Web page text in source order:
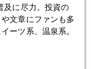
及に尽力。投資の
文章にファンも多
ーツ系、温泉系。